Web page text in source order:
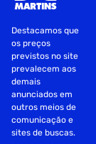
Destacamos que
os preços
previstos no site
prevalecem aos
demais
anunciados em
outros meios de
comunicação e
sites de buscas.